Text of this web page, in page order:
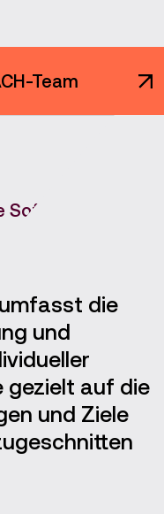
Team
Software statt
die
und
gezielt auf die
und Ziele